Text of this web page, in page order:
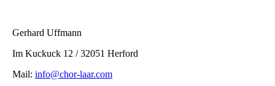
Gerhard Uffmann
Im Kuckuck 12 / 32051 Herford
Mail: info@chor-laar.com